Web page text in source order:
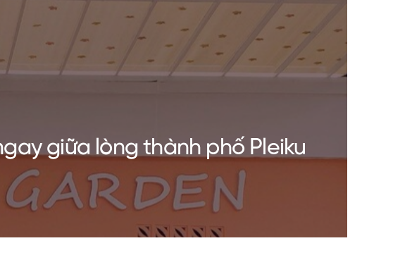
giữa lòng thành phố Pleiku